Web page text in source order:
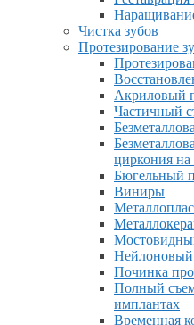
Чистка зубов
Протезирование
Акриловый
Частичный
циркония на
Бюгельный
Виниры
Нейлоновый
Починка
Полный
имплантах
Временная